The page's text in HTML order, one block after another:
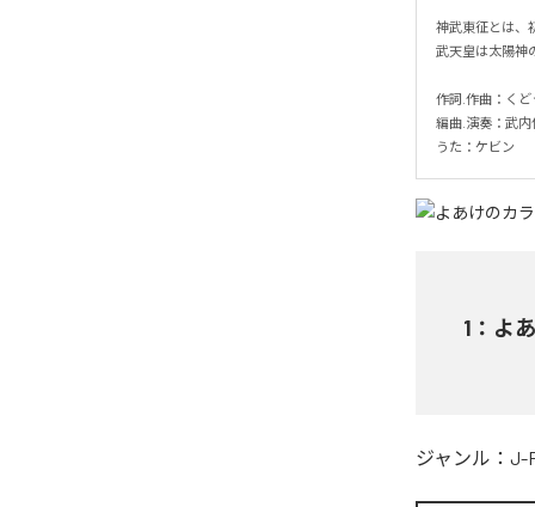
神武東征とは、
武天皇は太陽神
作詞.作曲：くど
編曲.演奏：武内
うた：ケビン
1 ： よ
ジャンル： J-